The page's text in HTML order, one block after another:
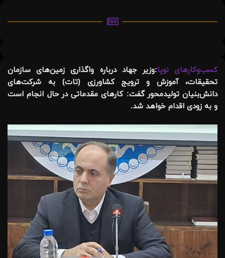
کسب‌وکارهای نوپا:وزیر جهاد درباره واگذاری زمین‌های سازمان
تحقیقات، آموزش و ترویج کشاورزی (تات) به شرکت‌های
دانش‌بنیان تولیدمحور گفت: کارهای مقدماتی در حال انجام است
و به زودی اقدام خواهد شد.